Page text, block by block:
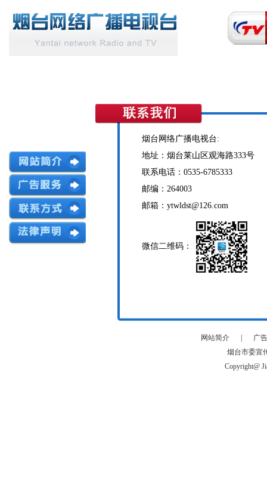
烟台网络广播电视台:
地址：烟台莱山区观海路333号
联系电话：0535-6785333
邮编：264003
邮箱：ytwldst@126.com
微信二维码：
网站简介
广
烟台市委宣
Copyright@